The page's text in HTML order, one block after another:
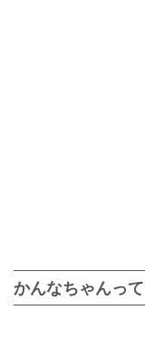
かんなちゃんっ